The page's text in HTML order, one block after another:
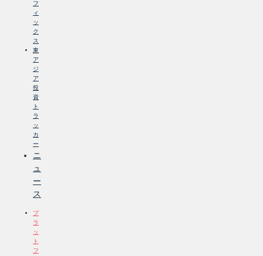
フ
ィ
ッ
ク
ス
東
ア
ジ
ア
投
資
ト
ラ
ッ
カ
ー
ニ
ュ
ー
ス
プ
ラ
ッ
ト
フ